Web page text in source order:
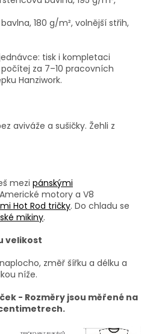
bavlna, 180 g/m², volnější střih,
tisk i kompletaci
za 7–10 pracovních
Hanziwork.
aviváže a sušičky. Žehli z
mezi pánskými
motory a V8
Hot Rod tričky. Do chladu se
mikiny.
velikost
změř šířku a délku a
níže.
- Rozměry jsou měřené na